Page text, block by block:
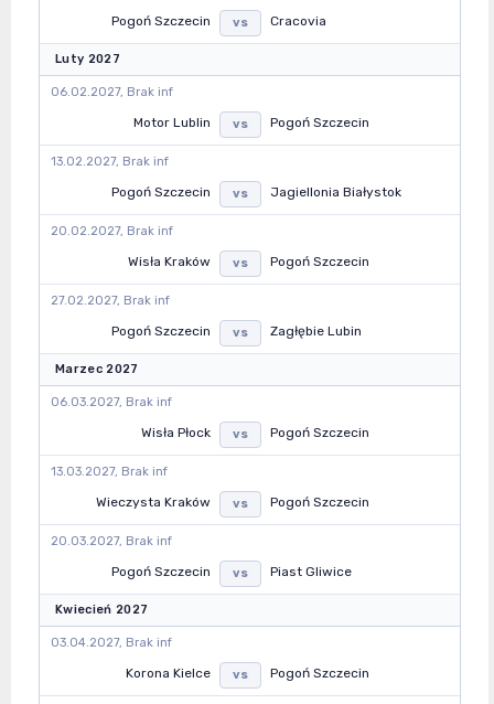
Pogoń Szczecin vs Cracovia
Luty 2027
06.02.2027, Brak inf
Motor Lublin vs Pogoń Szczecin
13.02.2027, Brak inf
Pogoń Szczecin vs Jagiellonia Białystok
20.02.2027, Brak inf
Wisła Kraków vs Pogoń Szczecin
27.02.2027, Brak inf
Pogoń Szczecin vs Zagłębie Lubin
Marzec 2027
06.03.2027, Brak inf
Wisła Płock vs Pogoń Szczecin
13.03.2027, Brak inf
Wieczysta Kraków vs Pogoń Szczecin
20.03.2027, Brak inf
Pogoń Szczecin vs Piast Gliwice
Kwiecień 2027
03.04.2027, Brak inf
Korona Kielce vs Pogoń Szczecin